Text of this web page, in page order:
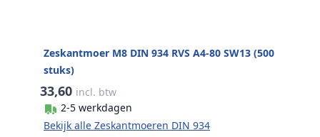
Zeskantmoer M8 DIN 934 RVS A4-80 SW13 (500
stuks)
33,60 incl. btw
2-5 werkdagen
Bekijk alle Zeskantmoeren DIN 934